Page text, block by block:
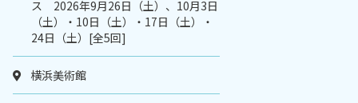
ス 2026年9月26日（土）、10月3日
（土）・10日（土）・17日（土）・
24日（土）[全5回]
横浜美術館